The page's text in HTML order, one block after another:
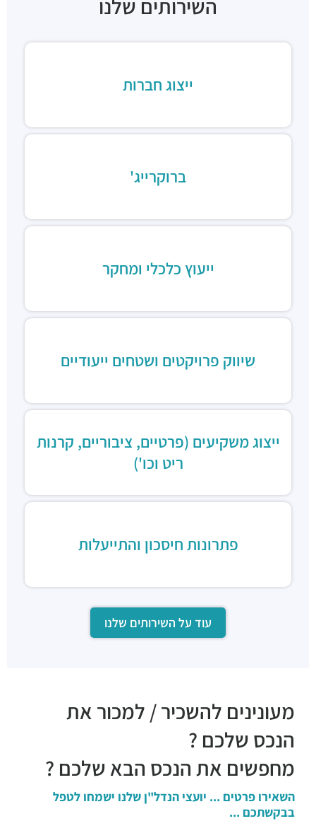
השירותים שלנו
ייצוג חברות
ברוקרייג'
ייעוץ כלכלי ומחקר
שיווק פרויקטים ושטחים ייעודיים
ייצוג משקיעים (פרטיים, ציבוריים, קרנות
ריט וכו')
פתרונות חיסכון והתייעלות
עוד על השירותים שלנו
מעונינים להשכיר / למכור את
הנכס שלכם ?
מחפשים את הנכס הבא שלכם ?
השאירו פרטים ... יועצי הנדל"ן שלנו ישמחו לטפל
בבקשתכם ...